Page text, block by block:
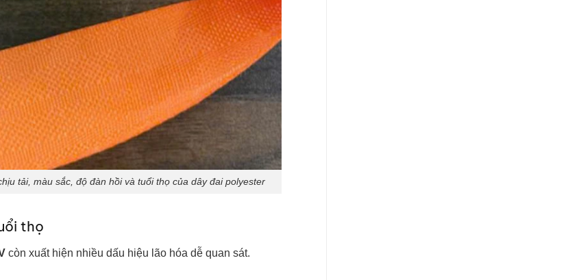
tải, màu sắc, độ đàn hồi và tuổi thọ của dây đai polyester
thọ
còn xuất hiện nhiều dấu hiệu lão hóa dễ quan sát.